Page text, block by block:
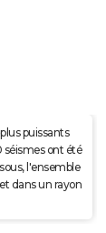
puissants
ont été
l'ensemble
dans un rayon